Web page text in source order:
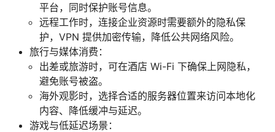
平台，同时保护账号信息。
远程工作时，连接企业资源时需要额外的隐私保
护，VPN 提供加密传输，降低公共网络风险。
旅行与媒体消费：
出差或旅游时，可在酒店 Wi-Fi 下确保上网隐私，
避免账号被盗。
海外观影时，选择合适的服务器位置来访问本地化
内容、降低缓冲与延迟。
游戏与低延迟场景：